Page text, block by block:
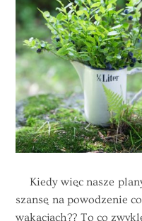
Kiedy więc nasze
szansę na powodzenie
wakacjach?? To co